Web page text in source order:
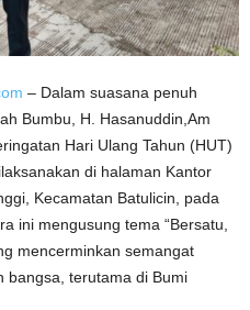
– Dalam suasana penuh
Bumbu, H. Hasanuddin,Am
Hari Ulang Tahun (HUT)
di halaman Kantor
Kecamatan Batulicin, pada
ini mengusung tema “Bersatu,
mencerminkan semangat
bangsa, terutama di Bumi